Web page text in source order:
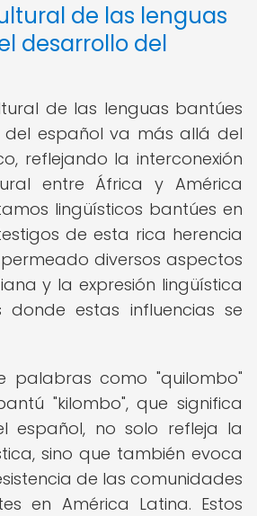
de las lenguas
desarrollo del
de las lenguas bantúes
del español va más allá del
reflejando la interconexión
entre África y América
lingüísticos bantúes en
de esta rica herencia
diversos aspectos
y la expresión lingüística
donde estas influencias se
palabras como "quilombo"
"kilombo", que significa
español, no solo refleja la
sino que también evoca
de las comunidades
en América Latina. Estos